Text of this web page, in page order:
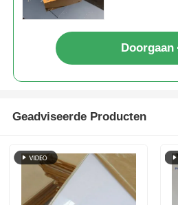
Doorgaan
Geadviseerde Producten